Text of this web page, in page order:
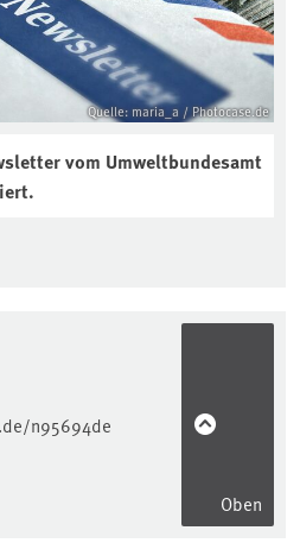
kuer-der-krume/
Quelle: maria_a / Photocase.de
vom Umweltbundesamt
n95694de
Oben